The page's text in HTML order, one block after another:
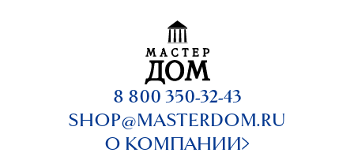
8 800 350-32-43
SHOP@MASTERDOM.RU
О КОМПАНИИ